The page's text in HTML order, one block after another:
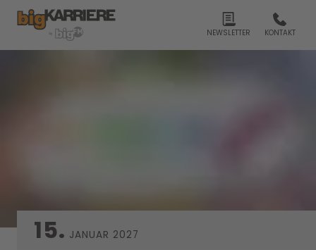
NEWSLETTER KONTAKT
15. JANUAR 2027